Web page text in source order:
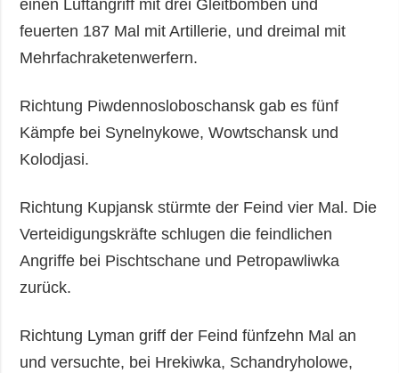
einen Luftangriff mit drei Gleitbomben und
feuerten 187 Mal mit Artillerie, und dreimal mit
Mehrfachraketenwerfern.
Richtung Piwdennosloboschansk gab es fünf
Kämpfe bei Synelnykowe, Wowtschansk und
Kolodjasi.
Richtung Kupjansk stürmte der Feind vier Mal. Die
Verteidigungskräfte schlugen die feindlichen
Angriffe bei Pischtschane und Petropawliwka
zurück.
Richtung Lyman griff der Feind fünfzehn Mal an
und versuchte, bei Hrekiwka, Schandryholowe,